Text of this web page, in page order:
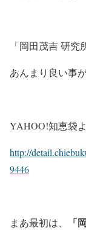
「岡田茂吉 研究
あんまり良い事
YAHOO!知恵袋
http://
9446
まあ最初は、 「